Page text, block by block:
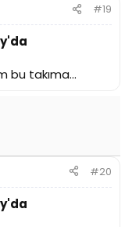
#19
bu takıma...
#20